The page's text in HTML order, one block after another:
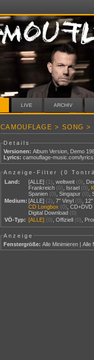
LIVE ARCHIV
CAMOUFLAGE > SONG >
Details
Versionen: Album Version, Demo
Lyrics: camouflage-music.com/
Anzeige-Filter (0
Land:
[ALLE] (1) ,weltweit (0)
Frankreich (0) Israel (0)
Spanien (0) ,Singapur (0) ,
Medium: [ALLE] (2) ,7" Vinyl (0)
CD Longbox (0) ,CD+DVD
Digital Download (0)
VÖ-Typ: [ALLE] (0) ,Offiziell (0)
Anzeige
Fenstergröße: Alle Minimieren |Alle